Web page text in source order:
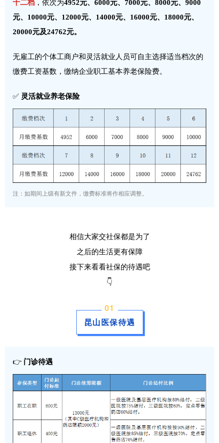
十二档 ，依次为4952元、6000元、7000元、8000元、9000
元、10000元、12000元、14000元、16000元、18000元、
20000元及24762元。
无雇工的个体工商户和灵活就业人员可自主选择适当档次的
缴费工资基数，缴纳企业职工基本养老保险费。
✅ 灵活就业养老保险
注：如期间上级有新文件，缴费标准将作相应调整。
相信大家交社保都是为了
之后的生活更有保障
接下来看看社保的待遇吧
👇
01
昆山医保待遇
👉 门诊待遇